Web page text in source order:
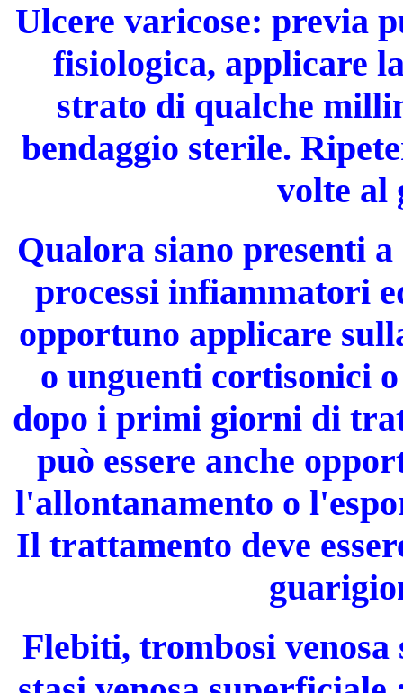
Ulcere varicose: previa
fisiologica, applicare
strato di qualche
bendaggio sterile.
volte al
Qualora siano presenti
pro­cessi infiammatori
opportuno applicare
o unguenti corti­sonici
dopo i primi giorni di
può essere anche
l'allontanamento o
Il trattamento deve
Flebiti, trombosi